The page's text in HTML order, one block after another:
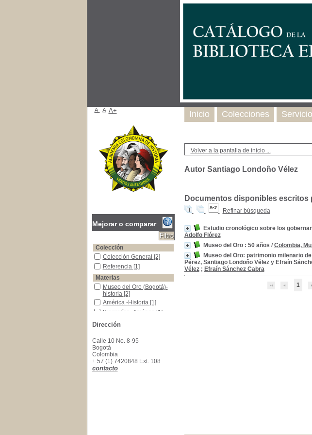
Volver a la pantalla de inicio ...
Autor Santiago Londoño Vélez
Documentos disponibles escritos
Refinar búsqueda
Estudio cronológico sobre los
Adolfo Flórez
Museo del Oro : 50 años / Colombia,
Museo del Oro: patrimonio milenario
Pérez, Santiago Londoño Vélez y Efraín
Vélez; Efraín Sánchez Cabra
1
Inicio Colecciones
A- A A+
Mejorar o comparar
Colección
Colección General
Colección General [2]
Referencia
Referencia [1]
Materias
Museo del Oro (Bogotá)- historia
Museo del Oro (Bogotá)-
historia [2]
América -Historia
América -Historia [1]
Biografías -América
Biografías -América [1]
Indigenas de Colombia - Arte
Indigenas de Colombia -
Arte[1]
Orfebrería -Colombia
Orfebrería -Colombia
Presidentes de América
Presidentes de América
[1]
Dirección
Calle 10 No. 8-95
Bogotá
Colombia
+ 57 (1) 7420848 Ext. 108
contacto